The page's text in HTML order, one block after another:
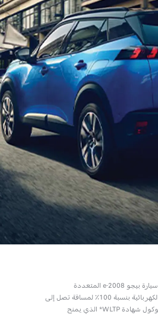
يمكنك السفر على متن سيارة بيجو e-2008 المتعددة
الاستخدامات المدمجة الكهربائية بنسبة 100٪ لمسافة تصل إلى
300 كيلومتر وفقًا لبروتوكول شهادة WLTP* الذي يمنح